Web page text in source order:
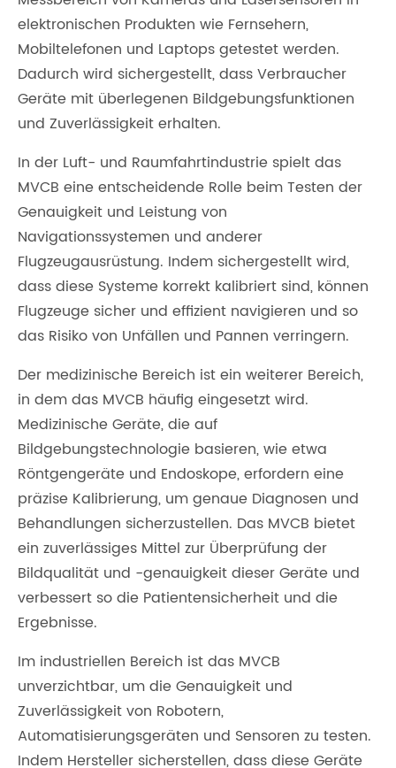
elektronischen Produkten wie Fernsehern,
Mobiltelefonen und Laptops getestet werden.
Dadurch wird sichergestellt, dass Verbraucher
Geräte mit überlegenen Bildgebungsfunktionen
und Zuverlässigkeit erhalten.
In der Luft- und Raumfahrtindustrie spielt das
MVCB eine entscheidende Rolle beim Testen der
Genauigkeit und Leistung von
Navigationssystemen und anderer
Flugzeugausrüstung. Indem sichergestellt wird,
dass diese Systeme korrekt kalibriert sind, können
Flugzeuge sicher und effizient navigieren und so
das Risiko von Unfällen und Pannen verringern.
Der medizinische Bereich ist ein weiterer Bereich,
in dem das MVCB häufig eingesetzt wird.
Medizinische Geräte, die auf
Bildgebungstechnologie basieren, wie etwa
Röntgengeräte und Endoskope, erfordern eine
präzise Kalibrierung, um genaue Diagnosen und
Behandlungen sicherzustellen. Das MVCB bietet
ein zuverlässiges Mittel zur Überprüfung der
Bildqualität und -genauigkeit dieser Geräte und
verbessert so die Patientensicherheit und die
Ergebnisse.
Im industriellen Bereich ist das MVCB
unverzichtbar, um die Genauigkeit und
Zuverlässigkeit von Robotern,
Automatisierungsgeräten und Sensoren zu testen.
Indem Hersteller sicherstellen, dass diese Geräte